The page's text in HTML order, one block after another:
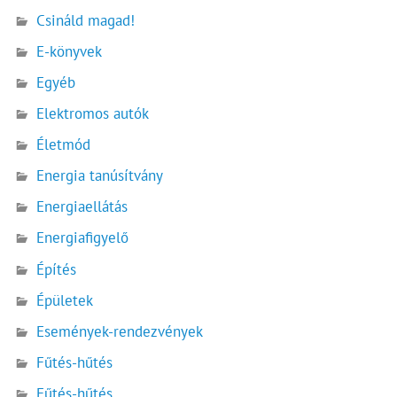
Csináld magad!
E-könyvek
Egyéb
Elektromos autók
Életmód
Energia tanúsítvány
Energiaellátás
Energiafigyelő
Építés
Épületek
Események-rendezvények
Fűtés-hűtés